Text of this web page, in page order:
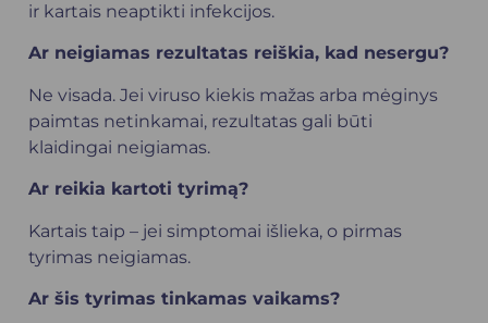
ir kartais neaptikti infekcijos.
Ar neigiamas rezultatas reiškia, kad nesergu?
Ne visada. Jei viruso kiekis mažas arba mėginys
paimtas netinkamai, rezultatas gali būti
klaidingai neigiamas.
Ar reikia kartoti tyrimą?
Kartais taip – jei simptomai išlieka, o pirmas
tyrimas neigiamas.
Ar šis tyrimas tinkamas vaikams?